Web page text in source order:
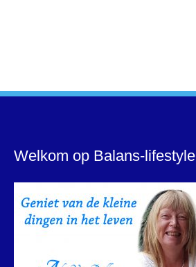
Welkom op Balans-lifestyle